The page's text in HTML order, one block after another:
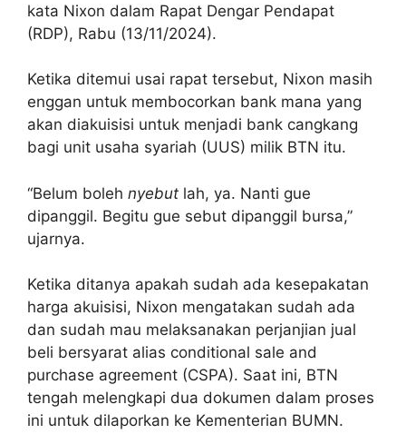
kata Nixon dalam Rapat Dengar Pendapat
(RDP), Rabu (13/11/2024).
Ketika ditemui usai rapat tersebut, Nixon masih
enggan untuk membocorkan bank mana yang
akan diakuisisi untuk menjadi bank cangkang
bagi unit usaha syariah (UUS) milik BTN itu.
“Belum boleh nyebut lah, ya. Nanti gue
dipanggil. Begitu gue sebut dipanggil bursa,”
ujarnya.
Ketika ditanya apakah sudah ada kesepakatan
harga akuisisi, Nixon mengatakan sudah ada
dan sudah mau melaksanakan perjanjian jual
beli bersyarat alias conditional sale and
purchase agreement (CSPA). Saat ini, BTN
tengah melengkapi dua dokumen dalam proses
ini untuk dilaporkan ke Kementerian BUMN.